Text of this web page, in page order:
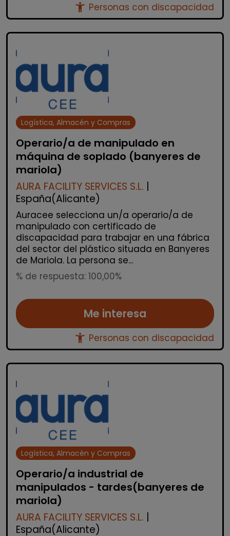
accessibility_new Personas con discapacidad
Logística, Almacén y Compras
Operario/a de manipulado en
máquina de soplado (banyeres de
mariola)
AURA FACILITY SERVICES S.L. |
España(Alicante)
Auracee selecciona un/a operario/a de
manipulado con certificado de
discapacidad para trabajar en una fábrica
del sector del plástico situada en Banyeres
de Mariola. La persona se...
% de respuesta: 100,00%
Me interesa
accessibility_new Personas con discapacidad
Logística, Almacén y Compras
Operario/a industrial de
manipulados - tardes(banyeres de
mariola)
AURA FACILITY SERVICES S.L. |
España(Alicante)